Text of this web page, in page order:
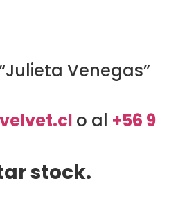
Venegas”
velvet.cl o al +56 9
stock.